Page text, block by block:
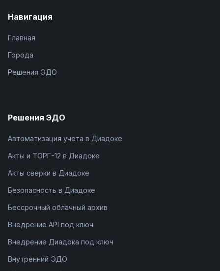
Навигация
Главная
Города
Решения ЭДО
Решения ЭДО
Автоматизация учета в Диадоке
Акты и ТОРГ-12 в Диадоке
Акты сверки в Диадоке
Безопасность в Диадоке
Бессрочный облачный архив
Внедрение API под ключ
Внедрение Диадока под ключ
Внутренний ЭДО